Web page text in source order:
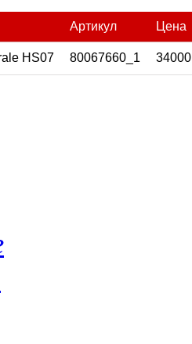
Артикул Цена
HS07 80067660_1